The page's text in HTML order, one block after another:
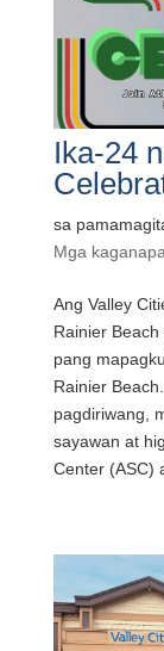
Ika-24
sa
Mga
Ang Valley
Rainier
pang
Rainier
pagdiriwang,
sayawan at
Center (ASC)